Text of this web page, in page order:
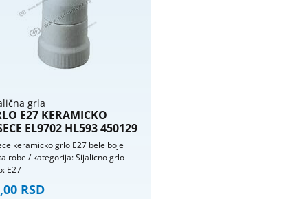
grla
E27 KERAMICKO
EL9702 HL593 450129
keramicko grlo E27 bele boje
robe / kategorija: Sijalicno grlo
E27
RSD